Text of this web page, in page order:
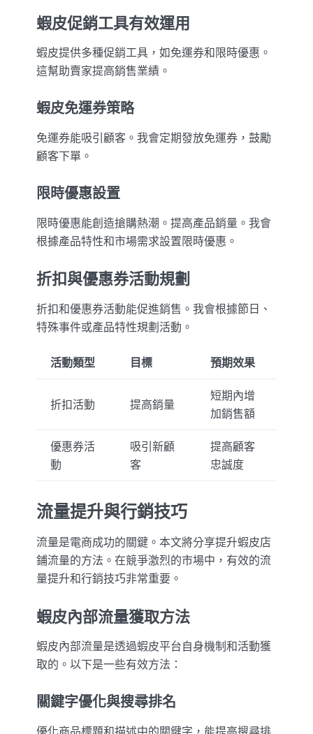
蝦皮促銷工具有效運用
蝦皮提供多種促銷工具，如免運券和限時優惠。
這幫助賣家提高銷售業績。
蝦皮免運券策略
免運券能吸引顧客。我會定期發放免運券，鼓勵
顧客下單。
限時優惠設置
限時優惠能創造搶購熱潮。提高產品銷量。我會
根據產品特性和市場需求設置限時優惠。
折扣與優惠券活動規劃
折扣和優惠券活動能促進銷售。我會根據節日、
特殊事件或產品特性規劃活動。
活動類型 目標 預期效果
折扣活動 提高銷量
短期內增
加銷售額
優惠券活
動
吸引新顧
客
提高顧客
忠誠度
流量提升與行銷技巧
流量是電商成功的關鍵。本文將分享提升蝦皮店
鋪流量的方法。在競爭激烈的市場中，有效的流
量提升和行銷技巧非常重要。
蝦皮內部流量獲取方法
蝦皮內部流量是透過蝦皮平台自身機制和活動獲
取的。以下是一些有效方法：
關鍵字優化與搜尋排名
優化商品標題和描述中的關鍵字，能提高搜尋排